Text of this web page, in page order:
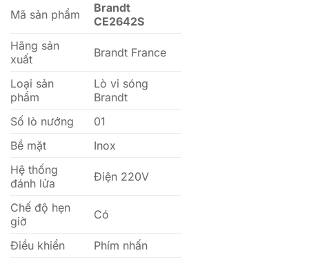
Mã sản phẩm
Brandt
CE2642S
Hãng sản
xuất
Brandt France
Loại sản
phẩm
Lò vi sóng
Brandt
Số lò nướng
01
Bề mặt
Inox
Hệ thống
đánh lửa
Điện 220V
Chế độ hẹn
giờ
Có
Điều khiển
Phím nhấn